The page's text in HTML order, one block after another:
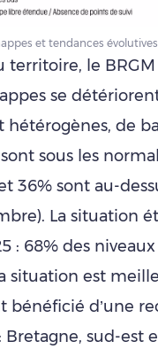
et tendances
territoire, le
se
hétérogènes, de
sous les
36% sont au-
La situation
: 68% des
situation est
bénéficié d’une
sud-est